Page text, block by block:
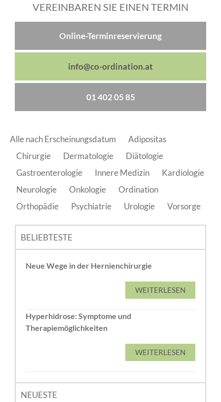
VEREINBAREN SIE EINEN TERMIN
Online-Terminreservierung
info@co-ordination.at
01 402 05 85
Alle nach Erscheinungsdatum
Adipositas
Chirurgie
Dermatologie
Diätologie
Gastroenterologie
Innere Medizin
Kardiologie
Neurologie
Onkologie
Ordination
Orthopädie
Psychiatrie Urologie Vorsorge
BELIEBTESTE
Neue Wege in der Hernienchirurgie
WEITERLESEN
Hyperhidrose: Symptome und
Therapiemöglichkeiten
WEITERLESEN
NEUESTE